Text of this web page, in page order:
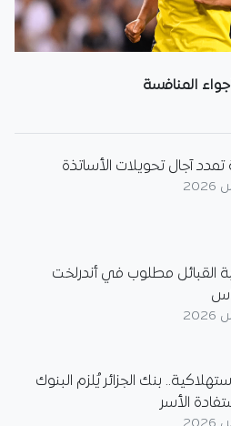
المنافسة
تمدد آجال تحويلات الأساتذة
القبائل مطلوب في أندرلخت
بنك الجزائر يُلزم البنوك
الأسر